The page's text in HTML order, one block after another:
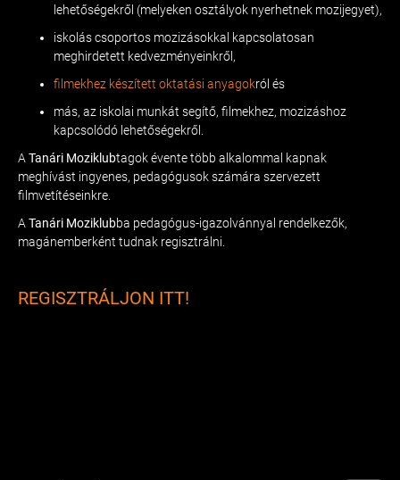
lehetőségekről (melyeken osztályok nyerhetnek mozijegyet),
iskolás csoportos mozizásokkal kapcsolatosan
meghirdetett kedvezményeinkről,
filmekhez készített oktatási anyagokról és
más, az iskolai munkát segítő, filmekhez, mozizáshoz
kapcsolódó lehetőségekről.
ATanári Moziklubtagok évente több alkalommal kapnak
meghívást ingyenes, pedagógusok számára szervezett
filmvetítéseinkre.
ATanári Moziklubba pedagógus-igazolvánnyal rendelkezők,
magánemberként tudnak regisztrálni.
REGISZTRÁLJON ITT!